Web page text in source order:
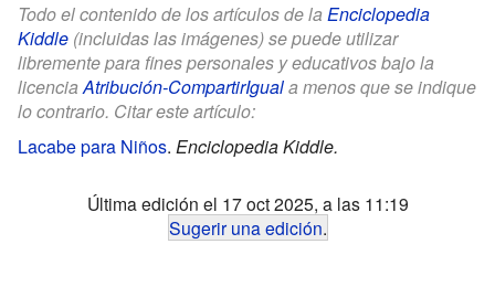
Todo el contenido de los artículos de la Enciclopedia
Kiddle (incluidas las imágenes) se puede utilizar
libremente para fines personales y educativos bajo la
licenciaAtribución-CompartirIguala menos que se indique
lo contrario. Citar este artículo:
Lacabe para Niños. Enciclopedia Kiddle.
Última edición el 17 oct 2025, a las 11:19
Sugerir una edición.